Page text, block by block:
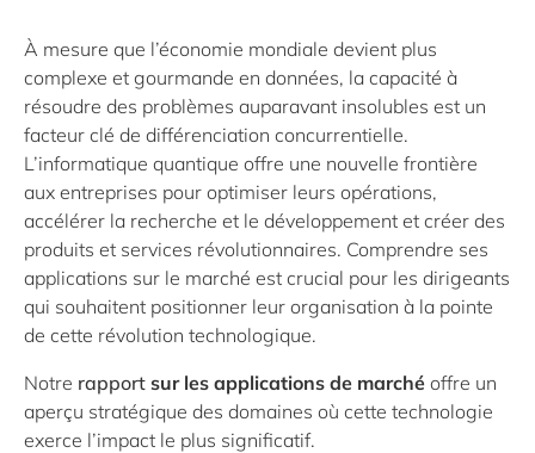
À mesure que l’économie mondiale devient plus
complexe et gourmande en données, la capacité à
résoudre des problèmes auparavant insolubles est un
facteur clé de différenciation concurrentielle.
L’informatique quantique offre une nouvelle frontière
aux entreprises pour optimiser leurs opérations,
accélérer la recherche et le développement et créer des
produits et services révolutionnaires. Comprendre ses
applications sur le marché est crucial pour les dirigeants
qui souhaitent positionner leur organisation à la pointe
de cette révolution technologique.
Notre rapport sur les applications de marché offre un
aperçu stratégique des domaines où cette technologie
exerce l’impact le plus significatif.